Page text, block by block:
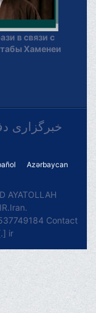
в связи с
Хаменеи
خبرگزاری
Azərbaycan
AYATOLLAH
Contact
ir